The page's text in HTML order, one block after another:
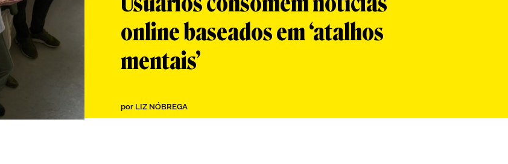
online baseados em ‘atalhos
mentais’
por LIZ NÓBREGA